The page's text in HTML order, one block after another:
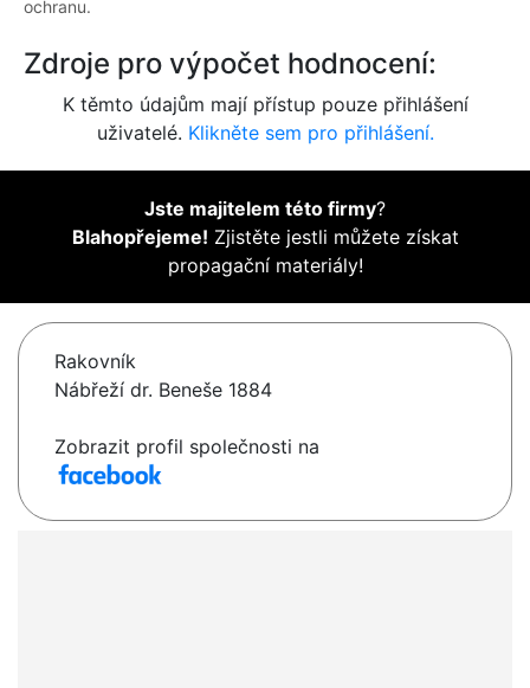
ochranu.
Zdroje pro výpočet hodnocení:
K těmto údajům mají přístup pouze přihlášení
uživatelé. Klikněte sem pro přihlášení.
Jste majitelem této firmy?
Blahopřejeme! Zjistěte jestli můžete získat
propagační materiály!
Rakovník
Nábřeží dr. Beneše 1884
Zobrazit profil společnosti na